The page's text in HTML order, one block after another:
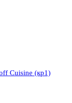
Cuisine (кр1)